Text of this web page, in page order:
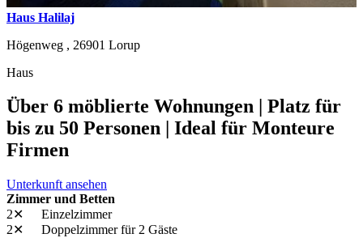
Haus Halilaj
Högenweg , 26901 Lorup
Haus
Über 6 möblierte Wohnungen | Platz für
bis zu 50 Personen | Ideal für Monteure
Firmen
Unterkunft ansehen
Zimmer und Betten
2✕
Einzelzimmer
2✕
Doppelzimmerfür 2 Gäste